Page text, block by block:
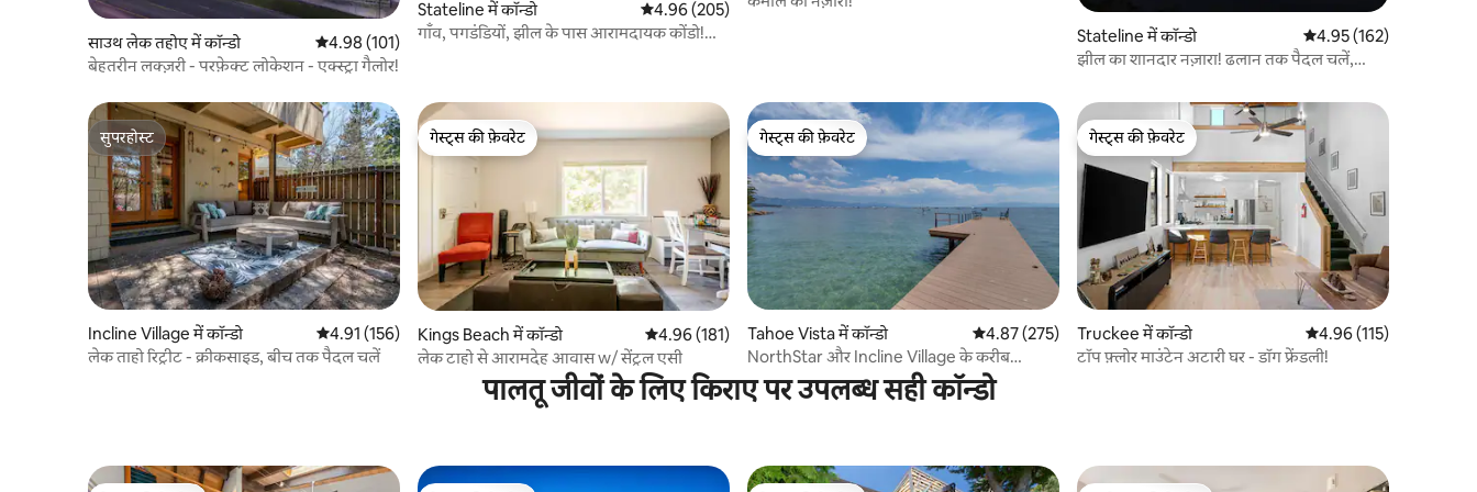
साउथ लेक तहोए में कॉन्डो औसत रेटिंग 5 में से 4.98, 101 समीक्षाएँ
4.98 (101)
बेहतरीन लक्ज़री - परफ़ेक्ट लोकेशन - एक्स्ट्रा गैलोर!
Stateline में कॉन्डो औसत रेटिंग 5 में से 4.96, 205 समीक्षाएँ
4.96 (205)
गाँव, पगडंडियों, झील के पास आरामदायक कोंडो!
Stateline में कॉन्डो औसत रेटिंग 5 में से 4.95,
4.95 (162)
झील का शानदार नज़ारा! ढलान तक पैदल चलें,
सुपरहोस्ट
सुपरहोस्ट
Incline Village में कॉन्डो औसत रेटिंग 5 में से 4.91, 156 समीक्षाएँ
4.91 (156)
लेक ताहो रिट्रीट - क्रीकसाइड, बीच तक पैदल चलें
गेस्ट्स की फ़ेवरेट
गेस्ट्स की फ़ेवरेट
Kings Beach में कॉन्डो औसत रेटिंग 5 में से 4.96, 181 समीक्षाएँ
4.96 (181)
लेक टाहो से आरामदेह आवास w/ सेंट्रल एसी
गेस्ट्स की फ़ेवरेट
गेस्ट्स की फ़ेवरेट
Tahoe Vista में कॉन्डो औसत रेटिंग 5 में से 4.87, 275 समीक्षाएँ
4.87 (275)
NorthStar और Incline Village के करीब
आरामदायक स्टूडियो
गेस्ट्स की फ़ेवरेट
गेस्ट्स की फ़ेवरेट
Truckee में कॉन्डो औसत रेटिंग 5 में से 4.96,
4.96 (115)
टॉप फ़्लोर माउंटेन अटारी घर - डॉग फ्रेंडली!
पालतू जीवों के लिए किराए पर उपलब्ध सही कॉन्डो